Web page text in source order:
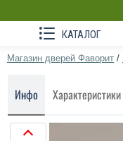
КАТАЛОГ
Магазин дверей Фаворит /
Инфо Характеристики